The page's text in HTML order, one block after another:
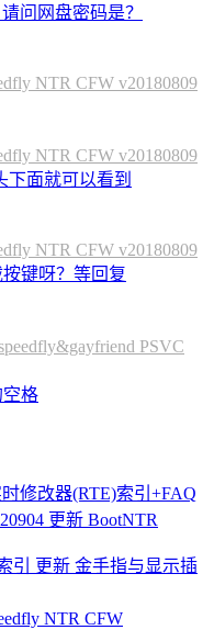
问网盘密码是？
NTR CFW v20180809
NTR CFW v20180809
下面就可以看到
NTR CFW v20180809
键呀？等回复
PSVC
格
修改器(RTE)索引+FAQ
更新 BootNTR
引 更新 金手指与显示插
NTR CFW